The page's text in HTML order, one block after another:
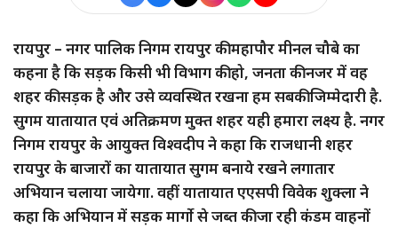
रायपुर – नगर पालिक निगम रायपुर की महापौर मीनल चौबे का
कहना है कि सड़क किसी भी विभाग की हो, जनता की नजर में वह
शहर की सड़क है और उसे व्यवस्थित रखना हम सबकी जिम्मेदारी है.
सुगम यातायात एवं अतिक्रमण मुक्त शहर यही हमारा लक्ष्य है. नगर
निगम रायपुर के आयुक्त विश्वदीप ने कहा कि राजधानी शहर
रायपुर के बाजारों का यातायात सुगम बनाये रखने लगातार
अभियान चलाया जायेगा. वहीं यातायात एएसपी विवेक शुक्ला ने
कहा कि अभियान में सड़क मार्गो से जब्त की जा रही कंडम वाहनों